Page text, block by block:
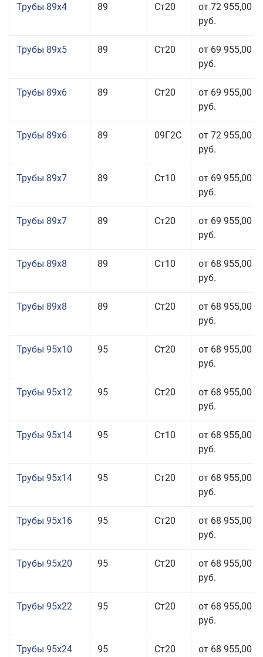
Трубы 89x4 89 Ст20
от 72 955,00
руб.
Трубы 89x5 89 Ст20
от 69 955,00
руб.
Трубы 89x6 89 Ст20
от 69 955,00
руб.
Трубы 89x6 89 09Г2С
от 72 955,00
руб.
Трубы 89x7 89 Ст10
от 69 955,00
руб.
Трубы 89x7 89 Ст20
от 69 955,00
руб.
Трубы 89x8 89 Ст10
от 68 955,00
руб.
Трубы 89x8 89 Ст20
от 68 955,00
руб.
Трубы 95x10 95 Ст20
от 68 955,00
руб.
Трубы 95x12 95 Ст20
от 68 955,00
руб.
Трубы 95x14 95 Ст10
от 68 955,00
руб.
Трубы 95x14 95 Ст20
от 68 955,00
руб.
Трубы 95x16 95 Ст20
от 68 955,00
руб.
Трубы 95x20 95 Ст20
от 68 955,00
руб.
Трубы 95x22 95 Ст20
от 68 955,00
руб.
Трубы 95x24 95 Ст20
от 68 955,00